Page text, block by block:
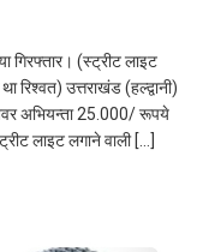
गिरफ्तार। (स्ट्रीट लाइट
रिश्वत) उत्तराखंड (हल्द्वानी)
अभियन्ता 25.000/ रूपये
लाइट लगाने वाली […]